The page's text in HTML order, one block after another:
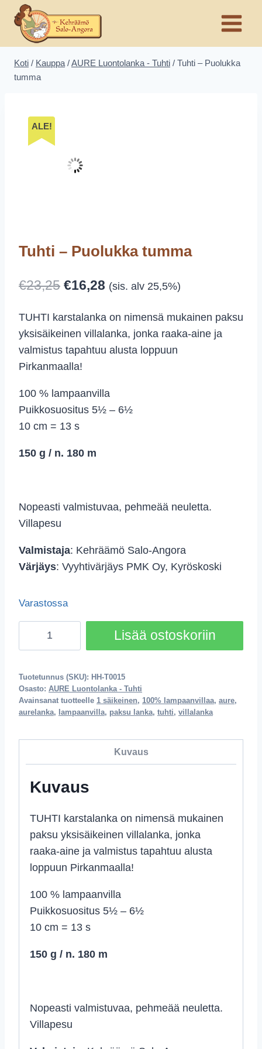
Siirry
sisältöön
Koti / Kauppa /AURE Luontolanka - Tuhti / Tuhti – Puolukka
tumma
ALE!
Tuhti – Puolukka tumma
€23,25 Alkuperäinen
€23,25.
€16,28 Nykyinen
on:
€16,28.
(sis. alv 25,5%)
TUHTI karstalanka on nimensä mukainen paksu
yksisäikeinen villalanka, jonka raaka-aine ja
valmistus tapahtuu alusta loppuun
Pirkanmaalla!
100 % lampaanvilla
Puikkosuositus 5½ – 6½
10 cm = 13 s
150 g / n. 180 m
Nopeasti valmistuvaa, pehmeää neuletta.
Villapesu
Valmistaja: Kehräämö Salo-Angora
Värjäys: Vyyhtivärjäys PMK Oy, Kyröskoski
Varastossa
tumma
määrä
Lisää ostoskoriin
Tuotetunnus (SKU): HH-T0015
Osasto: AURE Luontolanka - Tuhti
Avainsanat tuotteelle 1 säikeinen, 100% lampaanvillaa, aure,
aurelanka, lampaanvilla, paksu lanka, tuhti, villalanka
Kuvaus
Kuvaus
TUHTI karstalanka on nimensä mukainen
paksu yksisäikeinen villalanka, jonka
raaka-aine ja valmistus tapahtuu alusta
loppuun Pirkanmaalla!
100 % lampaanvilla
Puikkosuositus 5½ – 6½
10 cm = 13 s
150 g / n. 180 m
Nopeasti valmistuvaa, pehmeää neuletta.
Villapesu